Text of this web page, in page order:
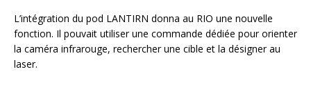
L’intégration du pod LANTIRN donna au RIO une nouvelle
fonction. Il pouvait utiliser une commande dédiée pour orienter
la caméra infrarouge, rechercher une cible et la désigner au
laser.